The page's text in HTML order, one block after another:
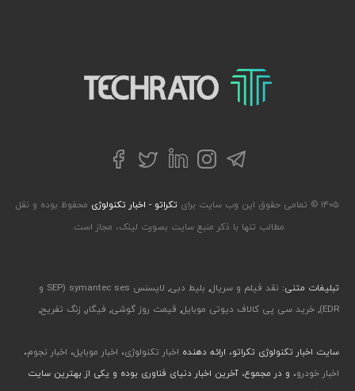
تکراتو – زندگی با تکنولوژی
تلگراماینستاگرام
لینکداینتوییترفیسبوک
۱۴۰۵ © تمامی حقوق این وب سایت برای تکراتو - اخبار تکنولوژی محفوظ بوده و نقل
مطالب تنها با ذکر منبع سایت بصورت لینک، مجاز است.
تبلیغات متنی: نقد فیلم و سریال, بلیط دبی,
لایسنس symantec ses (SEP و
EDR)
, خرید سی پی کالاف دیوتی موبایل, قیمت روز گوشی, فیگار, زنگ تفریح,
سایت اخبار تکنولوژی تکراتو، ارائه دهنده اخبار تکنولوژی، اخبار موبایل، اخبار نجوم،
اخبار خودرو، و در مجموع، آخرین اخبار دنیای فناوری بوده و یکی از بهترین سایت